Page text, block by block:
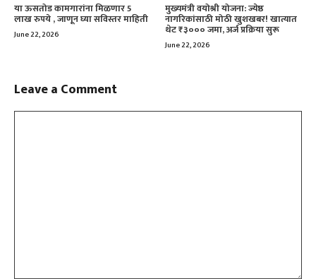
या ऊसतोड कामगारांना मिळणार 5
लाख रुपये , जाणून घ्या सविस्तर माहिती
June 22, 2026
मुख्यमंत्री वयोश्री योजना: ज्येष्ठ
नागरिकांसाठी मोठी खुशखबर! खात्यात
थेट ₹३००० जमा, अर्ज प्रक्रिया सुरू
June 22, 2026
Leave a Comment